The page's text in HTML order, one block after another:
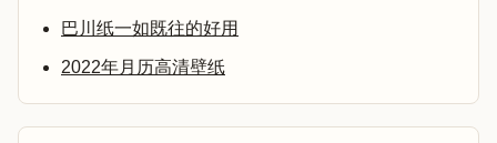
巴川纸一如既往的好用
2022年月历高清壁纸